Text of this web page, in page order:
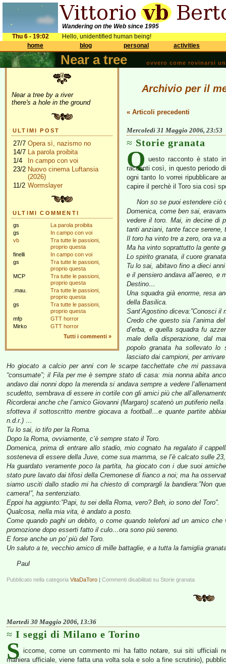
Wandering on the Web since 1995
Thu 6 - 19:02
Hello, unidentified human being!
home
blog personal activities
Near a tree ovvero come rovinarsi
Near a tree by a river
there's a hole in the ground
ULTIMI POST
27/7 Opera sì, nazismo no
14/7 La parola proibita
1/4
In campo con voi
23/2 Nuovo cinema Luftansia
(2026)
11/2 Wormslayer
ULTIMI COMMENTI
gs
La parola proibita
gs
In campo con voi
vb
Tra tutte le passioni,
proprio questa
finelli
In campo con voi
gs
Tra tutte le passioni,
proprio questa
MCP
Tra tutte le passioni,
proprio questa
.mau.
Tra tutte le passioni,
proprio questa
gs
Tra tutte le passioni,
proprio questa
mfp
GTT horror
Mirko
GTT horror
Tutti i commenti »
Archivio per il
« Articoli precedenti
Mercoledì 31 Maggio 2006, 23:53
Storie granata
Q uesto racconto è stato
racconti così, in questo periodo
ogni tanto lo vorrei ripubblicare
capire il perchè il Toro sia così
Non so se puoi estendere ciò
Domenica, come ben sai,
vedere il toro. Mai, in decine di
tanti anziani, tante facce serene,
Il toro ha vinto tre a zero, ora va
Ma ha vinto soprattutto la gente
Lo spirito granata, il cuore
Tu lo sai, abitavo fino a dieci
e il pensiero andava all’aereo,
Destino…
Una squadra già enorme, resa
della Basilica.
Sant’Agostino diceva:”Conosci il
Credo che questo sia l’anima
d’erba, e quella squadra fu
male della disperazione, dal
popolo granata ha sollevato lo
lasciato dai campioni, per
Ho giocato a calcio per anni con le scarpe tacchettate che mi
“consumate”; il Fila per me è sempre stato di casa: mia nonna abita
andavo dai nonni dopo la merenda si andava sempre a vedere
scudetto, sembrava di essere in cortile con gli amici più che
Ricorderai anche che l’amico Giovanni (Margaro) scatenò un putiferio
sfotteva il sottoscritto mentre giocava a football…e quante partite
n.d.r.) …
Tu lo sai, io tifo per la Roma.
Dopo la Roma, ovviamente, c’è sempre stato il Toro.
Domenica, prima di entrare allo stadio, mio cognato ha regalato il
sosteneva di essere della Juve, come sua mamma, se l’è calcato sulle
Ha guardato veramente poco la partita, ha giocato con i due suoi
stato pure lavato dai tifosi della Cremonese di fianco a noi; ma ha
siamo usciti dallo stadio mi ha chiesto di comprargli la bandiera:”Non
camera!”, ha sentenziato.
Eppoi ha aggiunto:”Papi, tu sei della Roma, vero? Beh, io sono del Toro”.
Qualcosa, nella mia vita, è andato a posto.
Come quando paghi un debito, o come quando telefoni ad un amico
promozione dopo esserti fatto il culo…ora sono più sereno.
E forse anche un po’ più del Toro.
Un saluto a te, vecchio amico di mille battaglie, e a tutta la famiglia
Paul
Pubblicato nella categoria VitaDaToro | Commenti disabilitati su Storie granata
Martedì 30 Maggio 2006, 13:36
I seggi di Milano e Torino
S iccome, come un commento mi ha fatto notare, sui siti ufficiali
maniera ufficiale, viene fatta una volta sola e solo a fine scrutinio),